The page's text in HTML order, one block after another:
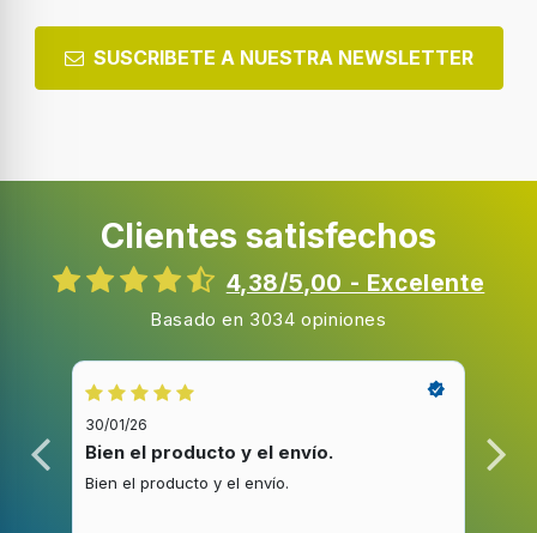
SUSCRIBETE A NUESTRA NEWSLETTER
Clientes satisfechos
4,38/5,00 - Excelente
Basado en 3034 opiniones
30/01/26
Bien el producto y el envío.
Bien el producto y el envío.